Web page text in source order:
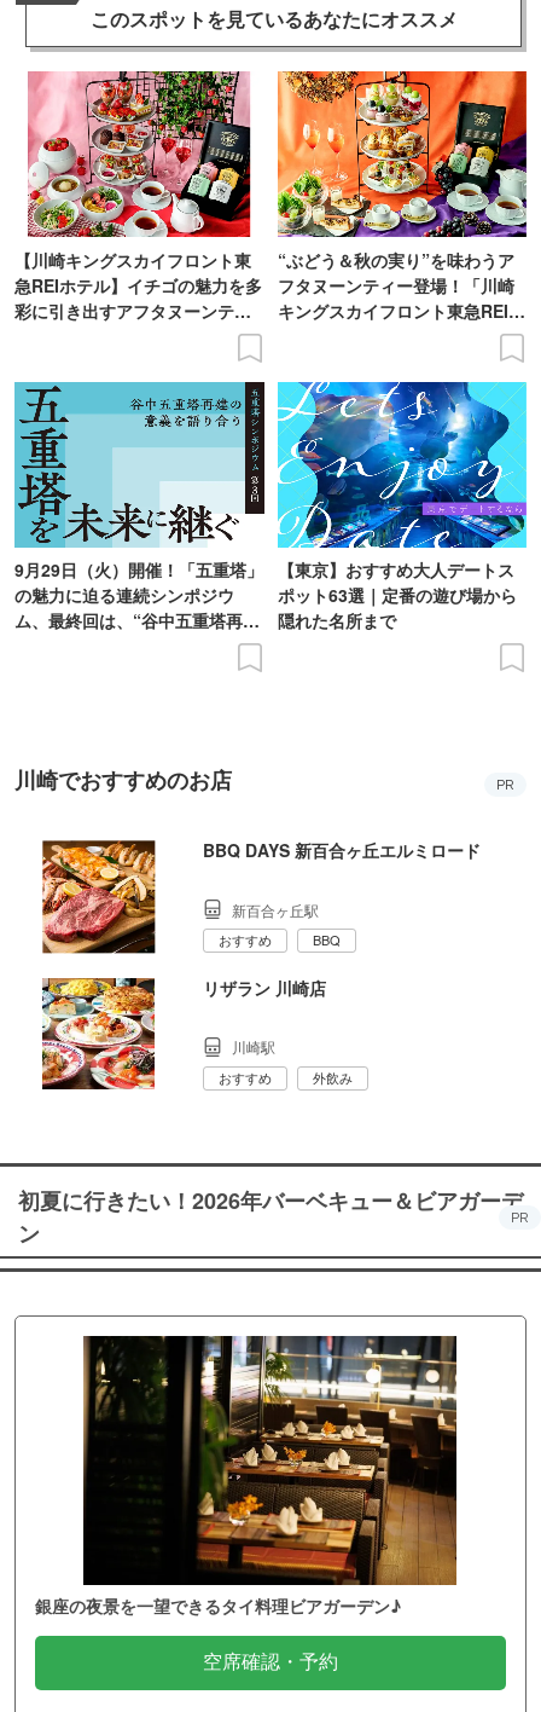
このスポットを見ているあなたにオススメ
【川崎キングスカイフロント東
急REIホテル】イチゴの魅力を多
彩に引き出すアフタヌーンティ
“ぶどう＆秋の実り”を味わうア
フタヌーンティー登場！「川崎
キングスカイフロント東急REIホ
9月29日（火）開催！「五重塔」
の魅力に迫る連続シンポジウ
ム、最終回は、“谷中五重塔再建
【東京】おすすめ大人デートス
ポット63選｜定番の遊び場から
隠れた名所まで
川崎でおすすめのお店 PR
BBQ DAYS 新百合ヶ丘エルミロード
新百合ヶ丘駅
おすすめ BBQ
リザラン 川崎店
川崎駅
おすすめ 外飲み
初夏に行きたい！2026年バーベキュー＆ビアガーデ
ン
PR
銀座の夜景を一望できるタイ料理ビアガーデン♪
空席確認・予約